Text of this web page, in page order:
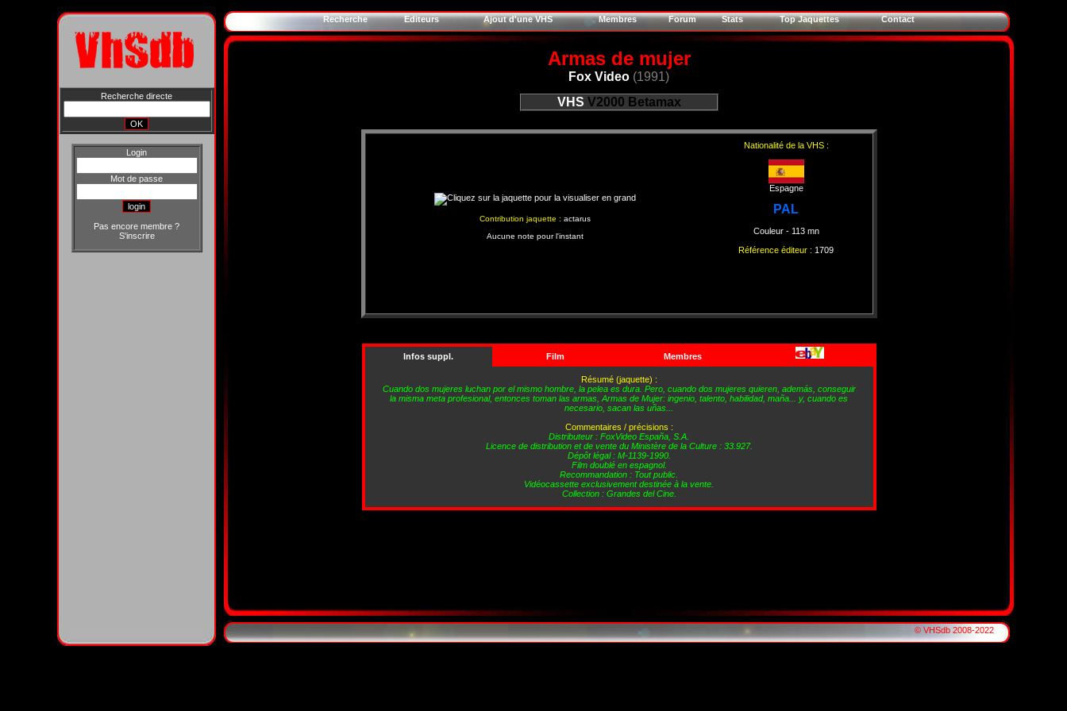
Recherche directe
Login
Mot de passe
Pas encore membre ?
S'inscrire
Recherche Editeurs Ajout d'une VHS Membres Forum Stats Top Jaquettes Contact
Armas de mujer
Fox Video (1991)
VHS V2000 Betamax
Contribution jaquette : actarus
Aucune note pour l'instant
Nationalité de la VHS :
Espagne
PAL
Couleur- 113 mn
Référence éditeur : 1709
Infos suppl. Film Membres
Résumé (jaquette) :
Cuando dos mujeres luchan por el mismo hombre, la pelea es dura. Pero, cuando dos mujeres quieren, además, conseguir
la misma meta profesional, entonces toman las armas, Armas de Mujer: ingenio, talento, habilidad, maña... y, cuando es
necesario, sacan las uñas...
Commentaires / précisions :
Distributeur : FoxVideo España, S.A.
Licence de distribution et de vente du Ministère de la Culture : 33.927.
Dépôt légal : M-1139-1990.
Film doublé en espagnol.
Recommandation : Tout public.
Vidéocassette exclusivement destinée à la vente.
Collection : Grandes del Cine.
© VHSdb 2008-2022